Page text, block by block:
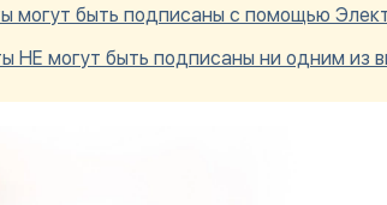
могут быть подписаны с помощью
НЕ могут быть подписаны ни одним из